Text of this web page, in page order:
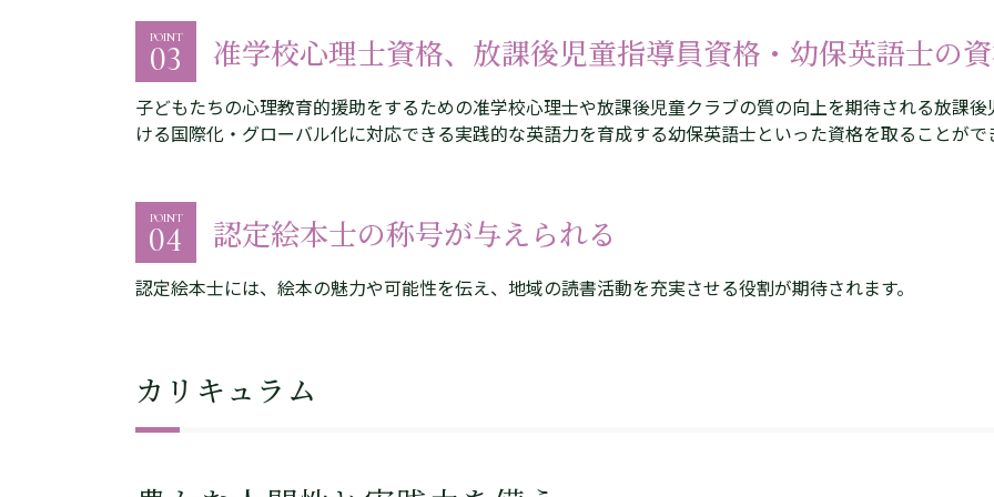
POINT
03 准学校心理士資格、放課後児童指導員資格・幼保英語士の
子どもたちの心理教育的援助をするための准学校心理士や放課後児童クラブの質の向上を期待される放課
ける国際化・グローバル化に対応できる実践的な英語力を育成する幼保英語士といった資格を取ることがで
POINT
04 認定絵本士の称号が与えられる
認定絵本士には、絵本の魅力や可能性を伝え、地域の読書活動を充実させる役割が期待されます。
カリキュラム